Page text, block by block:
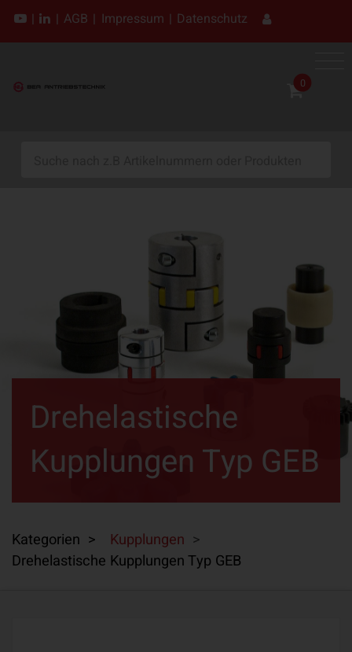
| | AGB | Impressum | Datenschutz
0
Drehelastische
Kupplungen Typ GEB
Kategorien > Kupplungen >
Drehelastische Kupplungen Typ GEB